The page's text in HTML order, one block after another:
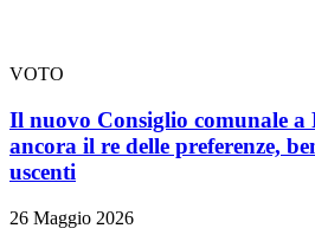
VOTO
Il nuovo Consiglio comunale a
ancora il re delle preferenze,
uscenti
26 Maggio 2026